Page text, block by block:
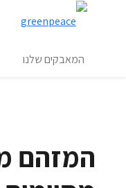
המאבקים שלנו
המזהם